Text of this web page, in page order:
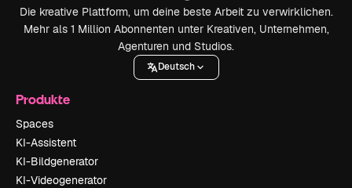
Die kreative Plattform, um deine beste Arbeit zu verwirklichen.
Mehr als 1 Million Abonnenten unter Kreativen, Unternehmen,
Agenturen und Studios.
Deutsch
Produkte
Spaces
KI-Assistent
KI-Bildgenerator
KI-Videogenerator